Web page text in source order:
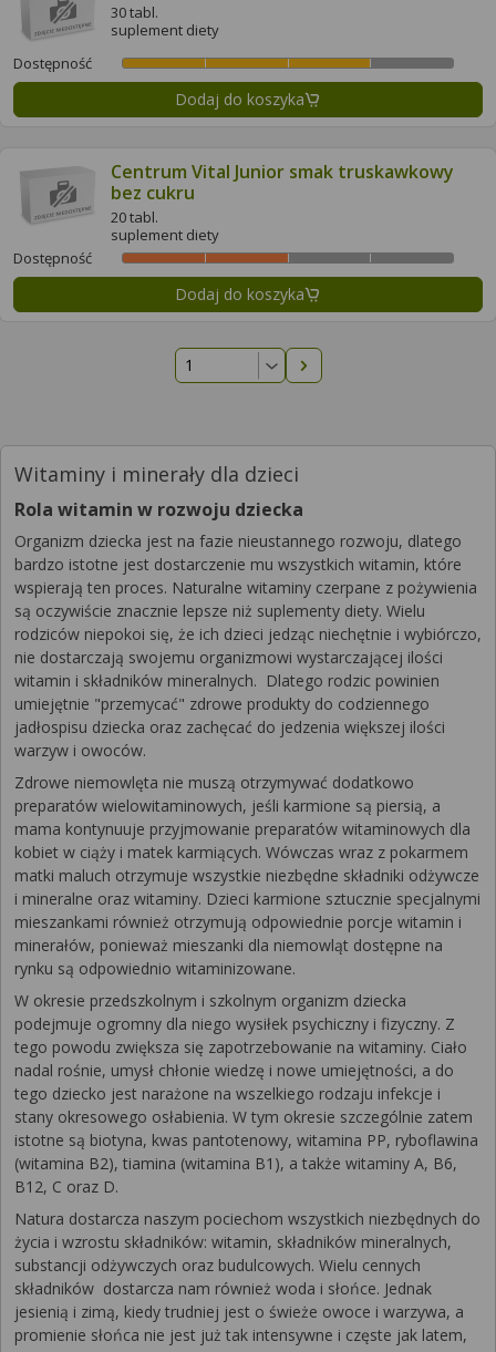
30 tabl.
suplement diety
Dostępność
Dodaj do koszyka
Centrum Vital Junior smak truskawkowy
bez cukru
20 tabl.
suplement diety
Dostępność
Dodaj do koszyka
Następna strona
Witaminy i minerały dla dzieci
Rola witamin w rozwoju dziecka
Organizm dziecka jest na fazie nieustannego rozwoju, dlatego
bardzo istotne jest dostarczenie mu wszystkich witamin, które
wspierają ten proces. Naturalne witaminy czerpane z pożywienia
są oczywiście znacznie lepsze niż suplementy diety. Wielu
rodziców niepokoi się, że ich dzieci jedząc niechętnie i wybiórczo,
nie dostarczają swojemu organizmowi wystarczającej ilości
witamin i składników mineralnych. Dlatego rodzic powinien
umiejętnie "przemycać" zdrowe produkty do codziennego
jadłospisu dziecka oraz zachęcać do jedzenia większej ilości
warzyw i owoców.
Zdrowe niemowlęta nie muszą otrzymywać dodatkowo
preparatów wielowitaminowych, jeśli karmione są piersią, a
mama kontynuuje przyjmowanie preparatów witaminowych dla
kobiet w ciąży i matek karmiących. Wówczas wraz z pokarmem
matki maluch otrzymuje wszystkie niezbędne składniki odżywcze
i mineralne oraz witaminy. Dzieci karmione sztucznie specjalnymi
mieszankami również otrzymują odpowiednie porcje witamin i
minerałów, ponieważ mieszanki dla niemowląt dostępne na
rynku są odpowiednio witaminizowane.
W okresie przedszkolnym i szkolnym organizm dziecka
podejmuje ogromny dla niego wysiłek psychiczny i fizyczny. Z
tego powodu zwiększa się zapotrzebowanie na witaminy. Ciało
nadal rośnie, umysł chłonie wiedzę i nowe umiejętności, a do
tego dziecko jest narażone na wszelkiego rodzaju infekcje i
stany okresowego osłabienia. W tym okresie szczególnie zatem
istotne są biotyna, kwas pantotenowy, witamina PP, ryboflawina
(witamina B2), tiamina (witamina B1), a także witaminy A, B6,
B12, C oraz D.
Natura dostarcza naszym pociechom wszystkich niezbędnych do
życia i wzrostu składników: witamin, składników mineralnych,
substancji odżywczych oraz budulcowych. Wielu cennych
składników dostarcza nam również woda i słońce. Jednak
jesienią i zimą, kiedy trudniej jest o świeże owoce i warzywa, a
promienie słońca nie jest już tak intensywne i częste jak latem,